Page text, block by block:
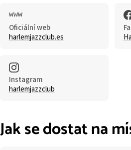
Oficiální web
harlemjazzclub.es
Instagram
harlemjazzclub
Jak se dostat na